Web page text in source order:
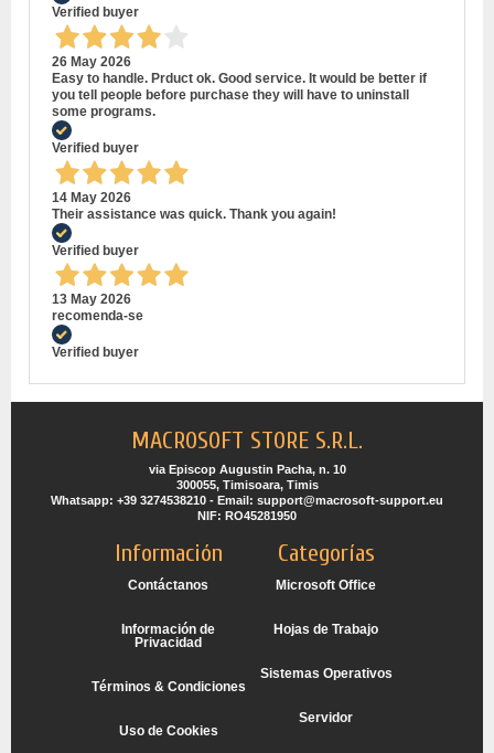
Verified buyer
26 May 2026
Easy to handle. Prduct ok. Good service. It would be better if
you tell people before purchase they will have to uninstall
some programs.
Verified buyer
14 May 2026
Their assistance was quick. Thank you again!
Verified buyer
13 May 2026
recomenda-se
Verified buyer
MACROSOFT STORE S.R.L.
via Episcop Augustin Pacha, n. 10
300055, Timisoara, Timis
Whatsapp: +39 3274538210 - Email: support@macrosoft-support.eu
NIF: RO45281950
Información
Contáctanos
Información de
Privacidad
Términos & Condiciones
Uso de Cookies
Categorías
Microsoft Office
Hojas de Trabajo
Sistemas Operativos
Servidor